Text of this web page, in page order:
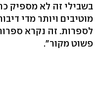
בשבילי זה לא מספיק
מוטיבים ויותר מדי
לספרות. זה נקרא
פשוט מקור".